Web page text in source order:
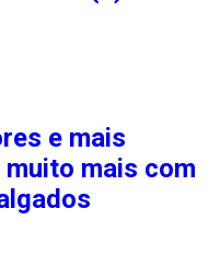
e mais
mais com